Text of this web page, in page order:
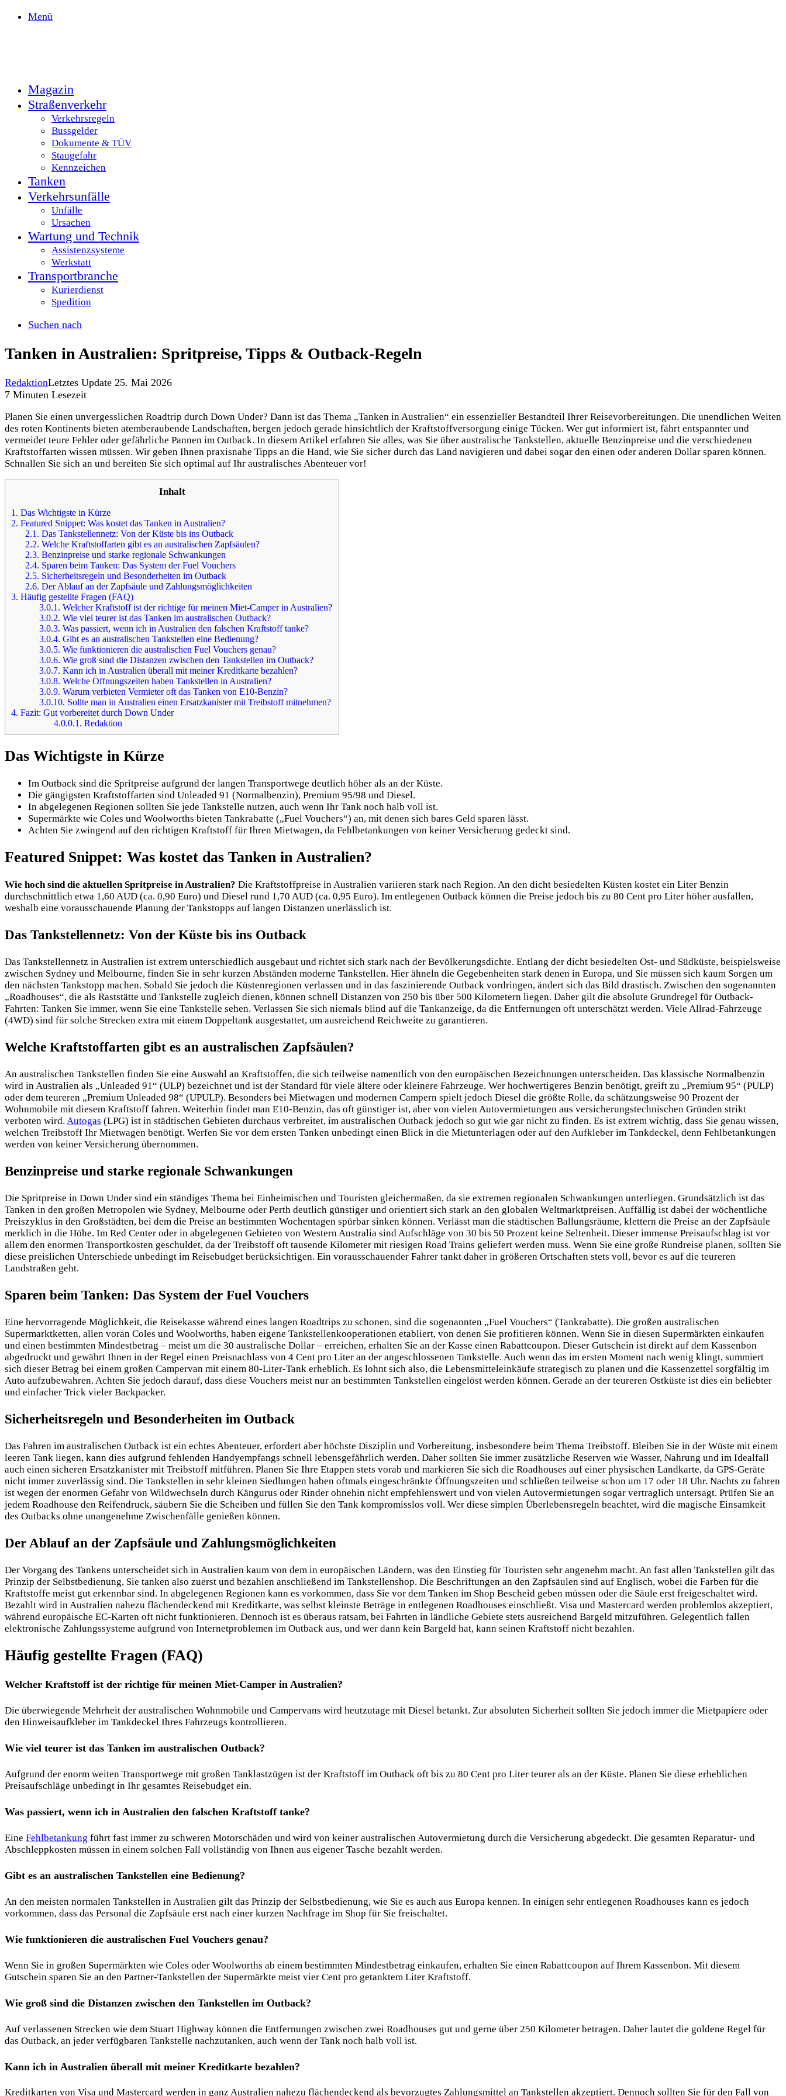
Menü
Magazin
Straßenverkehr
Verkehrsregeln
Bussgelder
Dokumente & TÜV
Staugefahr
Kennzeichen
Tanken
Verkehrsunfälle
Unfälle
Ursachen
Wartung und Technik
Assistenzsysteme
Werkstatt
Transportbranche
Kurierdienst
Spedition
Suchen nach
Tanken in Australien: Spritpreise, Tipps & Outback-Regeln
RedaktionLetztes Update 25. Mai 2026
7 Minuten Lesezeit
Planen Sie einen unvergesslichen Roadtrip durch Down Under? Dann ist das Thema „Tanken in Australien“ ein essenzieller Bestandteil Ihrer Reisevorbereitungen. Die unendlichen Weiten
des roten Kontinents bieten atemberaubende Landschaften, bergen jedoch gerade hinsichtlich der Kraftstoffversorgung einige Tücken. Wer gut informiert ist, fährt entspannter und
vermeidet teure Fehler oder gefährliche Pannen im Outback. In diesem Artikel erfahren Sie alles, was Sie über australische Tankstellen, aktuelle Benzinpreise und die verschiedenen
Kraftstoffarten wissen müssen. Wir geben Ihnen praxisnahe Tipps an die Hand, wie Sie sicher durch das Land navigieren und dabei sogar den einen oder anderen Dollar sparen können.
Schnallen Sie sich an und bereiten Sie sich optimal auf Ihr australisches Abenteuer vor!
Inhalt
1. Das Wichtigste in Kürze
2. Featured Snippet: Was kostet das Tanken in Australien?
2.1. Das Tankstellennetz: Von der Küste bis ins Outback
2.2. Welche Kraftstoffarten gibt es an australischen Zapfsäulen?
2.3. Benzinpreise und starke regionale Schwankungen
2.4. Sparen beim Tanken: Das System der Fuel Vouchers
2.5. Sicherheitsregeln und Besonderheiten im Outback
2.6. Der Ablauf an der Zapfsäule und Zahlungsmöglichkeiten
3. Häufig gestellte Fragen (FAQ)
3.0.1. Welcher Kraftstoff ist der richtige für meinen Miet-Camper in Australien?
3.0.2. Wie viel teurer ist das Tanken im australischen Outback?
3.0.3. Was passiert, wenn ich in Australien den falschen Kraftstoff tanke?
3.0.4. Gibt es an australischen Tankstellen eine Bedienung?
3.0.5. Wie funktionieren die australischen Fuel Vouchers genau?
3.0.6. Wie groß sind die Distanzen zwischen den Tankstellen im Outback?
3.0.7. Kann ich in Australien überall mit meiner Kreditkarte bezahlen?
3.0.8. Welche Öffnungszeiten haben Tankstellen in Australien?
3.0.9. Warum verbieten Vermieter oft das Tanken von E10-Benzin?
3.0.10. Sollte man in Australien einen Ersatzkanister mit Treibstoff mitnehmen?
4. Fazit: Gut vorbereitet durch Down Under
4.0.0.1. Redaktion
Das Wichtigste in Kürze
Im Outback sind die Spritpreise aufgrund der langen Transportwege deutlich höher als an der Küste.
Die gängigsten Kraftstoffarten sind Unleaded 91 (Normalbenzin), Premium 95/98 und Diesel.
In abgelegenen Regionen sollten Sie jede Tankstelle nutzen, auch wenn Ihr Tank noch halb voll ist.
Supermärkte wie Coles und Woolworths bieten Tankrabatte („Fuel Vouchers“) an, mit denen sich bares Geld sparen lässt.
Achten Sie zwingend auf den richtigen Kraftstoff für Ihren Mietwagen, da Fehlbetankungen von keiner Versicherung gedeckt sind.
Featured Snippet: Was kostet das Tanken in Australien?
Wie hoch sind die aktuellen Spritpreise in Australien? Die Kraftstoffpreise in Australien variieren stark nach Region. An den dicht besiedelten Küsten kostet ein Liter Benzin
durchschnittlich etwa 1,60 AUD (ca. 0,90 Euro) und Diesel rund 1,70 AUD (ca. 0,95 Euro). Im entlegenen Outback können die Preise jedoch bis zu 80 Cent pro Liter höher ausfallen,
weshalb eine vorausschauende Planung der Tankstopps auf langen Distanzen unerlässlich ist.
Das Tankstellennetz: Von der Küste bis ins Outback
Das Tankstellennetz in Australien ist extrem unterschiedlich ausgebaut und richtet sich stark nach der Bevölkerungsdichte. Entlang der dicht besiedelten Ost- und Südküste, beispielsweise
zwischen Sydney und Melbourne, finden Sie in sehr kurzen Abständen moderne Tankstellen. Hier ähneln die Gegebenheiten stark denen in Europa, und Sie müssen sich kaum Sorgen um
den nächsten Tankstopp machen. Sobald Sie jedoch die Küstenregionen verlassen und in das faszinierende Outback vordringen, ändert sich das Bild drastisch. Zwischen den sogenannten
„Roadhouses“, die als Raststätte und Tankstelle zugleich dienen, können schnell Distanzen von 250 bis über 500 Kilometern liegen. Daher gilt die absolute Grundregel für Outback-
Fahrten: Tanken Sie immer, wenn Sie eine Tankstelle sehen. Verlassen Sie sich niemals blind auf die Tankanzeige, da die Entfernungen oft unterschätzt werden. Viele Allrad-Fahrzeuge
(4WD) sind für solche Strecken extra mit einem Doppeltank ausgestattet, um ausreichend Reichweite zu garantieren.
Welche Kraftstoffarten gibt es an australischen Zapfsäulen?
An australischen Tankstellen finden Sie eine Auswahl an Kraftstoffen, die sich teilweise namentlich von den europäischen Bezeichnungen unterscheiden. Das klassische Normalbenzin
wird in Australien als „Unleaded 91“ (ULP) bezeichnet und ist der Standard für viele ältere oder kleinere Fahrzeuge. Wer hochwertigeres Benzin benötigt, greift zu „Premium 95“ (PULP)
oder dem teureren „Premium Unleaded 98“ (UPULP). Besonders bei Mietwagen und modernen Campern spielt jedoch Diesel die größte Rolle, da schätzungsweise 90 Prozent der
Wohnmobile mit diesem Kraftstoff fahren. Weiterhin findet man E10-Benzin, das oft günstiger ist, aber von vielen Autovermietungen aus versicherungstechnischen Gründen strikt
verboten wird. Autogas (LPG) ist in städtischen Gebieten durchaus verbreitet, im australischen Outback jedoch so gut wie gar nicht zu finden. Es ist extrem wichtig, dass Sie genau wissen,
welchen Treibstoff Ihr Mietwagen benötigt. Werfen Sie vor dem ersten Tanken unbedingt einen Blick in die Mietunterlagen oder auf den Aufkleber im Tankdeckel, denn Fehlbetankungen
werden von keiner Versicherung übernommen.
Benzinpreise und starke regionale Schwankungen
Die Spritpreise in Down Under sind ein ständiges Thema bei Einheimischen und Touristen gleichermaßen, da sie extremen regionalen Schwankungen unterliegen. Grundsätzlich ist das
Tanken in den großen Metropolen wie Sydney, Melbourne oder Perth deutlich günstiger und orientiert sich stark an den globalen Weltmarktpreisen. Auffällig ist dabei der wöchentliche
Preiszyklus in den Großstädten, bei dem die Preise an bestimmten Wochentagen spürbar sinken können. Verlässt man die städtischen Ballungsräume, klettern die Preise an der Zapfsäule
merklich in die Höhe. Im Red Center oder in abgelegenen Gebieten von Western Australia sind Aufschläge von 30 bis 50 Prozent keine Seltenheit. Dieser immense Preisaufschlag ist vor
allem den enormen Transportkosten geschuldet, da der Treibstoff oft tausende Kilometer mit riesigen Road Trains geliefert werden muss. Wenn Sie eine große Rundreise planen, sollten Sie
diese preislichen Unterschiede unbedingt im Reisebudget berücksichtigen. Ein vorausschauender Fahrer tankt daher in größeren Ortschaften stets voll, bevor es auf die teureren
Landstraßen geht.
Sparen beim Tanken: Das System der Fuel Vouchers
Eine hervorragende Möglichkeit, die Reisekasse während eines langen Roadtrips zu schonen, sind die sogenannten „Fuel Vouchers“ (Tankrabatte). Die großen australischen
Supermarktketten, allen voran Coles und Woolworths, haben eigene Tankstellenkooperationen etabliert, von denen Sie profitieren können. Wenn Sie in diesen Supermärkten einkaufen
und einen bestimmten Mindestbetrag – meist um die 30 australische Dollar – erreichen, erhalten Sie an der Kasse einen Rabattcoupon. Dieser Gutschein ist direkt auf dem Kassenbon
abgedruckt und gewährt Ihnen in der Regel einen Preisnachlass von 4 Cent pro Liter an der angeschlossenen Tankstelle. Auch wenn das im ersten Moment nach wenig klingt, summiert
sich dieser Betrag bei einem großen Campervan mit einem 80-Liter-Tank erheblich. Es lohnt sich also, die Lebensmitteleinkäufe strategisch zu planen und die Kassenzettel sorgfältig im
Auto aufzubewahren. Achten Sie jedoch darauf, dass diese Vouchers meist nur an bestimmten Tankstellen eingelöst werden können. Gerade an der teureren Ostküste ist dies ein beliebter
und einfacher Trick vieler Backpacker.
Sicherheitsregeln und Besonderheiten im Outback
Das Fahren im australischen Outback ist ein echtes Abenteuer, erfordert aber höchste Disziplin und Vorbereitung, insbesondere beim Thema Treibstoff. Bleiben Sie in der Wüste mit einem
leeren Tank liegen, kann dies aufgrund fehlenden Handyempfangs schnell lebensgefährlich werden. Daher sollten Sie immer zusätzliche Reserven wie Wasser, Nahrung und im Idealfall
auch einen sicheren Ersatzkanister mit Treibstoff mitführen. Planen Sie Ihre Etappen stets vorab und markieren Sie sich die Roadhouses auf einer physischen Landkarte, da GPS-Geräte
nicht immer zuverlässig sind. Die Tankstellen in sehr kleinen Siedlungen haben oftmals eingeschränkte Öffnungszeiten und schließen teilweise schon um 17 oder 18 Uhr. Nachts zu fahren
ist wegen der enormen Gefahr von Wildwechseln durch Kängurus oder Rinder ohnehin nicht empfehlenswert und von vielen Autovermietungen sogar vertraglich untersagt. Prüfen Sie an
jedem Roadhouse den Reifendruck, säubern Sie die Scheiben und füllen Sie den Tank kompromisslos voll. Wer diese simplen Überlebensregeln beachtet, wird die magische Einsamkeit
des Outbacks ohne unangenehme Zwischenfälle genießen können.
Der Ablauf an der Zapfsäule und Zahlungsmöglichkeiten
Der Vorgang des Tankens unterscheidet sich in Australien kaum von dem in europäischen Ländern, was den Einstieg für Touristen sehr angenehm macht. An fast allen Tankstellen gilt das
Prinzip der Selbstbedienung, Sie tanken also zuerst und bezahlen anschließend im Tankstellenshop. Die Beschriftungen an den Zapfsäulen sind auf Englisch, wobei die Farben für die
Kraftstoffe meist gut erkennbar sind. In abgelegenen Regionen kann es vorkommen, dass Sie vor dem Tanken im Shop Bescheid geben müssen oder die Säule erst freigeschaltet wird.
Bezahlt wird in Australien nahezu flächendeckend mit Kreditkarte, was selbst kleinste Beträge in entlegenen Roadhouses einschließt. Visa und Mastercard werden problemlos akzeptiert,
während europäische EC-Karten oft nicht funktionieren. Dennoch ist es überaus ratsam, bei Fahrten in ländliche Gebiete stets ausreichend Bargeld mitzuführen. Gelegentlich fallen
elektronische Zahlungssysteme aufgrund von Internetproblemen im Outback aus, und wer dann kein Bargeld hat, kann seinen Kraftstoff nicht bezahlen.
Häufig gestellte Fragen (FAQ)
Welcher Kraftstoff ist der richtige für meinen Miet-Camper in Australien?
Die überwiegende Mehrheit der australischen Wohnmobile und Campervans wird heutzutage mit Diesel betankt. Zur absoluten Sicherheit sollten Sie jedoch immer die Mietpapiere oder
den Hinweisaufkleber im Tankdeckel Ihres Fahrzeugs kontrollieren.
Wie viel teurer ist das Tanken im australischen Outback?
Aufgrund der enorm weiten Transportwege mit großen Tanklastzügen ist der Kraftstoff im Outback oft bis zu 80 Cent pro Liter teurer als an der Küste. Planen Sie diese erheblichen
Preisaufschläge unbedingt in Ihr gesamtes Reisebudget ein.
Was passiert, wenn ich in Australien den falschen Kraftstoff tanke?
Eine Fehlbetankung führt fast immer zu schweren Motorschäden und wird von keiner australischen Autovermietung durch die Versicherung abgedeckt. Die gesamten Reparatur- und
Abschleppkosten müssen in einem solchen Fall vollständig von Ihnen aus eigener Tasche bezahlt werden.
Gibt es an australischen Tankstellen eine Bedienung?
An den meisten normalen Tankstellen in Australien gilt das Prinzip der Selbstbedienung, wie Sie es auch aus Europa kennen. In einigen sehr entlegenen Roadhouses kann es jedoch
vorkommen, dass das Personal die Zapfsäule erst nach einer kurzen Nachfrage im Shop für Sie freischaltet.
Wie funktionieren die australischen Fuel Vouchers genau?
Wenn Sie in großen Supermärkten wie Coles oder Woolworths ab einem bestimmten Mindestbetrag einkaufen, erhalten Sie einen Rabattcoupon auf Ihrem Kassenbon. Mit diesem
Gutschein sparen Sie an den Partner-Tankstellen der Supermärkte meist vier Cent pro getanktem Liter Kraftstoff.
Wie groß sind die Distanzen zwischen den Tankstellen im Outback?
Auf verlassenen Strecken wie dem Stuart Highway können die Entfernungen zwischen zwei Roadhouses gut und gerne über 250 Kilometer betragen. Daher lautet die goldene Regel für
das Outback, an jeder verfügbaren Tankstelle nachzutanken, auch wenn der Tank noch halb voll ist.
Kann ich in Australien überall mit meiner Kreditkarte bezahlen?
Kreditkarten von Visa und Mastercard werden in ganz Australien nahezu flächendeckend als bevorzugtes Zahlungsmittel an Tankstellen akzeptiert. Dennoch sollten Sie für den Fall von